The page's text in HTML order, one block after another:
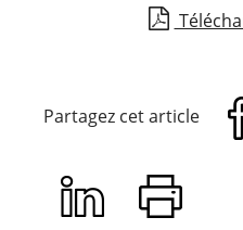
Partagez cet article